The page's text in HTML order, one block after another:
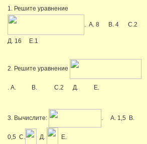
1. Решите уравнение
. А. 8 В. 4 С.2
Д. 16 Е.1
2. Решите уравнение
. А. В. С.2 Д. Е.
3. Вычислите: . А. 1,5 В.
0,5 С. Д. Е.